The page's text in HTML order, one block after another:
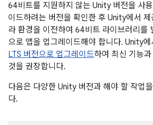
64비트를 지원하지 않는 Unity 버전을 사
이드하려는 버전을 확인한 후 Unity에서 제
라 환경을 이전하여 64비트 라이브러리를
으로 앱을 업그레이드해야 합니다. Unity에
LTS 버전으로 업그레이드하여 최신 기능
것을 권장합니다.
다음은 다양한 Unity 버전과 해야 할 작업
다.